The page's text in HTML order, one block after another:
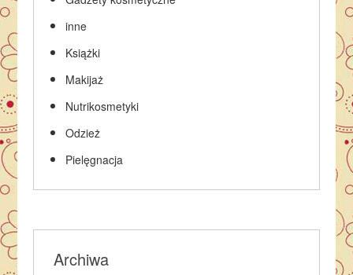
inne
Książki
Makijaż
Nutrikosmetyki
Odzież
Pielęgnacja
Archiwa